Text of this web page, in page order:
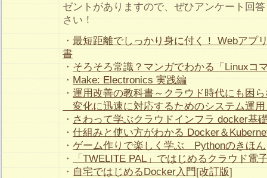
ゼントがありますので、ぜひアンケート回
さい！
・ 最短距離でしっかり身に付く！ Webアプ
書
・ そろそろ常識？マンガでわかる「Linuxコ
・ Make: Electronics 実践編
・ 運用改善の教科書～クラウド時代にも困
変化に迅速に対応するためのシステム運
・ さわって学ぶクラウドインフラ docker基
・ 仕組みと使い方がわかる Docker＆
・ ゲーム作りで楽しく学ぶ Pythonのきほん
・
「TWELITE PAL」ではじめるクラウド電
・ 自宅ではじめるDocker入門[改訂版]